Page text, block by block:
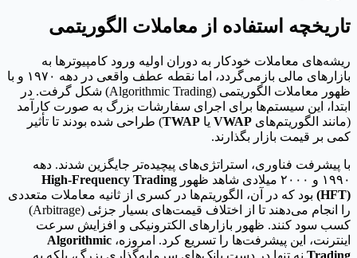
تاریخچه استفاده از معاملات الگوریتمی
ریشه‌های معاملات خودکار به دوران اولیه ورود کامپیوترها به
بازارهای مالی بازمی‌گردد، اما نقطه عطف واقعی در دهه ۱۹۷۰ و با
ظهور معاملات الگوریتمی (Algorithmic Trading) شکل گرفت. در
ابتدا، این سیستم‌ها برای اجرای سفارشات بزرگ به صورت کارآمد
(مانند الگوریتم‌های VWAP یا TWAP) طراحی شده بودند تا تأثیر
کمی بر قیمت بازار بگذارند.
با پیشرفت فناوری، استراتژی‌های پیچیده‌تر جایگزین شدند. دهه
۱۹۹۰ و ۲۰۰۰ میلادی شاهد ظهور
High-Frequency Trading
(HFT) بود که در آن، الگوریتم‌ها در کسری از ثانیه معاملات متعددی
را انجام می‌دهند تا از اختلاف قیمت‌های بسیار جزئی (Arbitrage)
کسب سود کنند. ظهور بازارهای الکترونیکی و افزایش سرعت
اینترنت، این پیشرفت‌ها را تسریع کرد. امروزه، Algorithmic
Trading نه تنها در دست بانک‌های سرمایه‌گذاری بزرگ، بلکه به